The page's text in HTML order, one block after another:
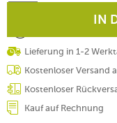
IN
Lieferung in 1-2
Kostenloser Versand
Kostenloser
Kauf auf Rechnung